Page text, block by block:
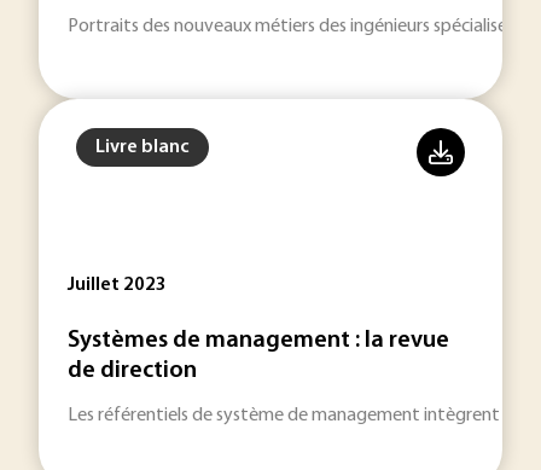
Portraits des nouveaux métiers des ingénieurs spécialisés
Livre blanc
Juillet 2023
Systèmes de management : la revue
de direction
Les référentiels de système de management intègrent